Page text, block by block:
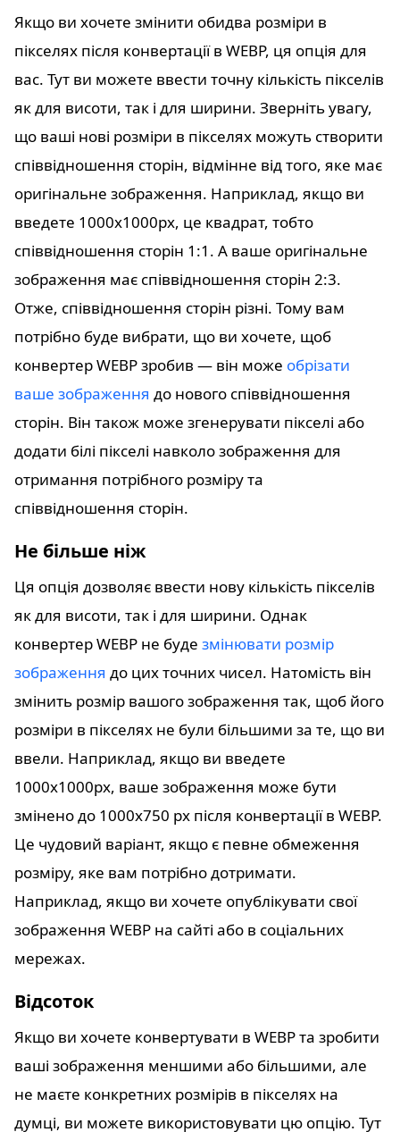
Якщо ви хочете змінити обидва розміри в
пікселях після конвертації в WEBP, ця опція для
вас. Тут ви можете ввести точну кількість пікселів
як для висоти, так і для ширини. Зверніть увагу,
що ваші нові розміри в пікселях можуть створити
співвідношення сторін, відмінне від того, яке має
оригінальне зображення. Наприклад, якщо ви
введете 1000x1000px, це квадрат, тобто
співвідношення сторін 1:1. А ваше оригінальне
зображення має співвідношення сторін 2:3.
Отже, співвідношення сторін різні. Тому вам
потрібно буде вибрати, що ви хочете, щоб
конвертер WEBP зробив — він може обрізати
ваше зображення до нового співвідношення
сторін. Він також може згенерувати пікселі або
додати білі пікселі навколо зображення для
отримання потрібного розміру та
співвідношення сторін.
Не більше ніж
Ця опція дозволяє ввести нову кількість пікселів
як для висоти, так і для ширини. Однак
конвертер WEBP не буде змінювати розмір
зображення до цих точних чисел. Натомість він
змінить розмір вашого зображення так, щоб його
розміри в пікселях не були більшими за те, що ви
ввели. Наприклад, якщо ви введете
1000x1000px, ваше зображення може бути
змінено до 1000x750 px після конвертації в WEBP.
Це чудовий варіант, якщо є певне обмеження
розміру, яке вам потрібно дотримати.
Наприклад, якщо ви хочете опублікувати свої
зображення WEBP на сайті або в соціальних
мережах.
Відсоток
Якщо ви хочете конвертувати в WEBP та зробити
ваші зображення меншими або більшими, але
не маєте конкретних розмірів в пікселях на
думці, ви можете використовувати цю опцію. Тут